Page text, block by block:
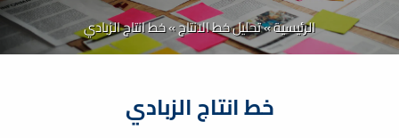
الرئيسية»تحليل خط الانتاج»خط انتاج الزبادي
خط انتاج الزبادي